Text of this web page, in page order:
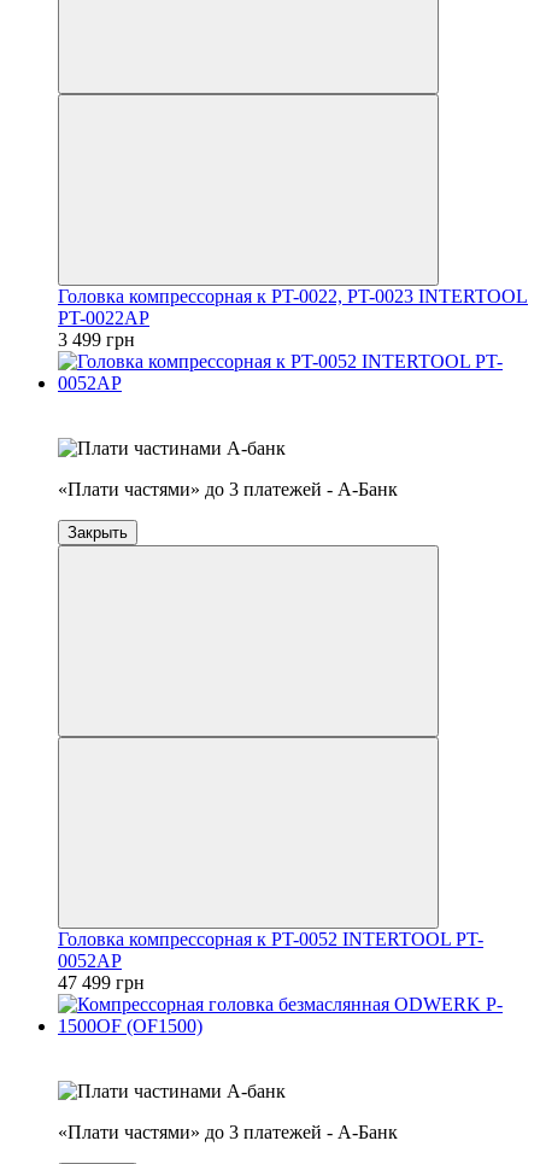
Головка компрессорная к PT-0022, PT-0023 INTERTOOL
PT-0022AP
3 499 грн
«Плати частями» до 3 платежей - А-Банк
Закрыть
Головка компрессорная к PT-0052 INTERTOOL PT-
0052AP
47 499 грн
«Плати частями» до 3 платежей - А-Банк